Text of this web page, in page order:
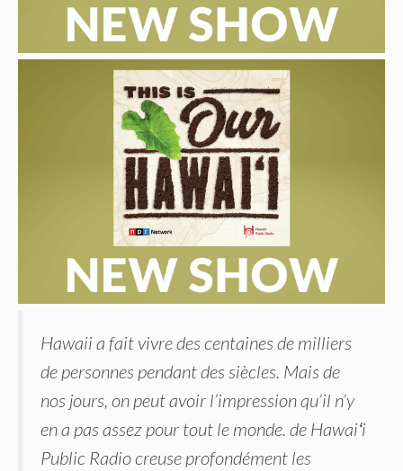
Hawaii a fait vivre des centaines de milliers
de personnes pendant des siècles. Mais de
nos jours, on peut avoir l’impression qu’il n’y
en a pas assez pour tout le monde. de Hawaiʻi
Public Radio creuse profondément les